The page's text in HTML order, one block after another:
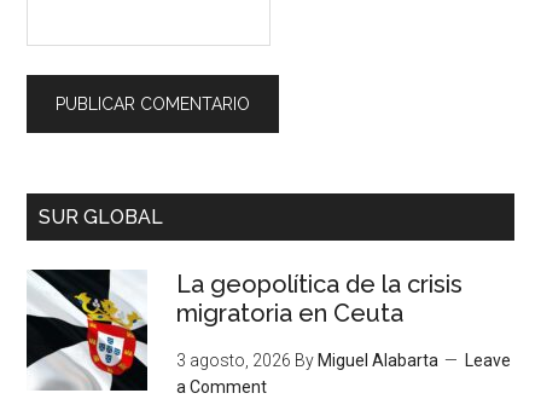
SUR GLOBAL
La geopolítica de la crisis
migratoria en Ceuta
3 agosto, 2026 By Miguel Alabarta
Leave
a Comment